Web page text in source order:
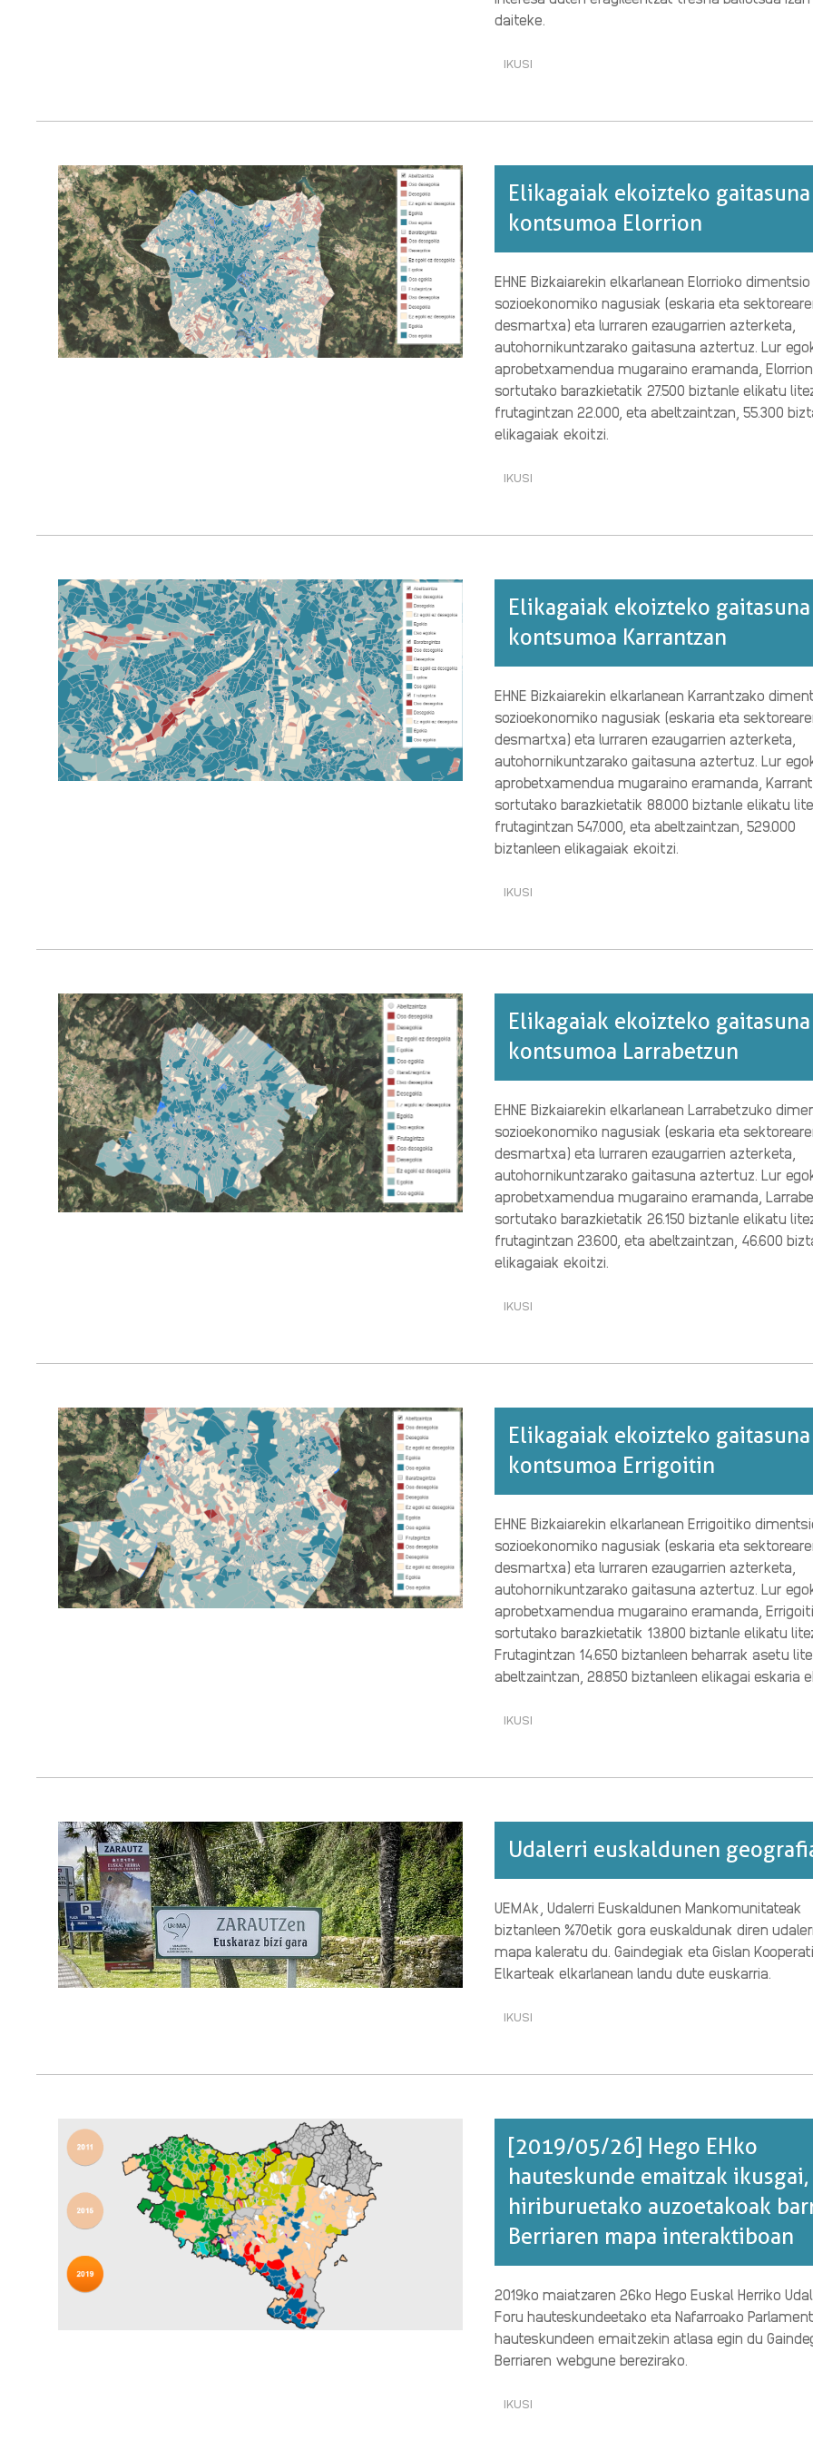
daiteke.
IKUSI
BEHARREN
Elikagaiak ekoizteko
kontsumoa Elorrion
EHNE Bizkaiarekin elkarlanean Elorrioko dimentsio
sozioekonomiko nagusiak (eskaria eta
desmartxa) eta lurraren ezaugarrien azterketa,
autohornikuntzarako gaitasuna aztertuz. Lur
aprobetxamendua mugaraino eramanda, Elorrion
sortutako barazkietatik 27.500 biztanle elikatu
frutagintzan 22.000, eta abeltzaintzan, 55.300
elikagaiak ekoitzi.
IKUSI
ETA
Elikagaiak ekoizteko
kontsumoa Karrantzan
EHNE Bizkaiarekin elkarlanean Karrantzako
sozioekonomiko nagusiak (eskaria eta
desmartxa) eta lurraren ezaugarrien azterketa,
autohornikuntzarako gaitasuna aztertuz. Lur
aprobetxamendua mugaraino eramanda,
sortutako barazkietatik 88.000 biztanle elikatu
frutagintzan 547.000, eta abeltzaintzan, 529.000
biztanleen elikagaiak ekoitzi.
IKUSI
ETA
Elikagaiak ekoizteko
kontsumoa Larrabetzun
EHNE Bizkaiarekin elkarlanean Larrabetzuko
sozioekonomiko nagusiak (eskaria eta
desmartxa) eta lurraren ezaugarrien azterketa,
autohornikuntzarako gaitasuna aztertuz. Lur
aprobetxamendua mugaraino eramanda,
sortutako barazkietatik 26.150 biztanle elikatu
frutagintzan 23.600, eta abeltzaintzan, 46.600
elikagaiak ekoitzi.
IKUSI
ETA
Elikagaiak ekoizteko
kontsumoa Errigoitin
EHNE Bizkaiarekin elkarlanean Errigoitiko
sozioekonomiko nagusiak (eskaria eta
desmartxa) eta lurraren ezaugarrien azterketa,
autohornikuntzarako gaitasuna aztertuz. Lur
aprobetxamendua mugaraino eramanda,
sortutako barazkietatik 13.800 biztanle elikatu
Frutagintzan 14.650 biztanleen beharrak asetu
abeltzaintzan, 28.850 biztanleen elikagai eskaria
IKUSI
ETA
Udalerri euskaldunen
UEMAk, Udalerri Euskaldunen Mankomunitateak
biztanleen %70etik gora euskaldunak diren
mapa kaleratu du. Gaindegiak eta Gislan
Elkarteak elkarlanean landu dute euskarria.
IKUSI
BURUZ
[2019/05/26] Hego EHko
hauteskunde emaitzak ikusgai,
hiriburuetako auzoetakoak
Berriaren mapa interaktiboan
2019ko maiatzaren 26ko Hego Euskal Herriko
Foru hauteskundeetako eta Nafarroako
hauteskundeen emaitzekin atlasa egin du
Berriaren webgune berezirako.
IKUSI